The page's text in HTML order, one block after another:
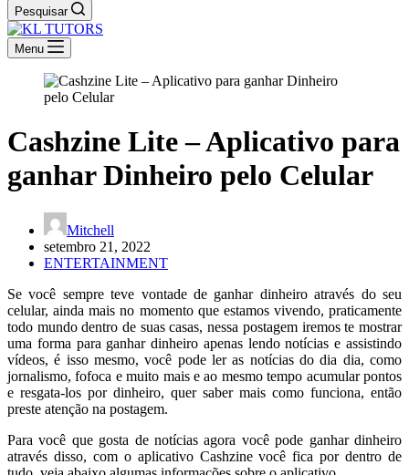
Pesquisar
Menu
Cashzine Lite – Aplicativo para
ganhar Dinheiro pelo Celular
Mitchell
setembro 21, 2022
ENTERTAINMENT
Se você sempre teve vontade de ganhar dinheiro através do seu
celular, ainda mais no momento que estamos vivendo, praticamente
todo mundo dentro de suas casas, nessa postagem iremos te mostrar
uma forma para ganhar dinheiro apenas lendo notícias e assistindo
vídeos, é isso mesmo, você pode ler as notícias do dia dia, como
jornalismo, fofoca e muito mais e ao mesmo tempo acumular pontos
e resgata-los por dinheiro, quer saber mais como funciona, então
preste atenção na postagem.
Para você que gosta de notícias agora você pode ganhar dinheiro
através disso, com o aplicativo Cashzine você fica por dentro de